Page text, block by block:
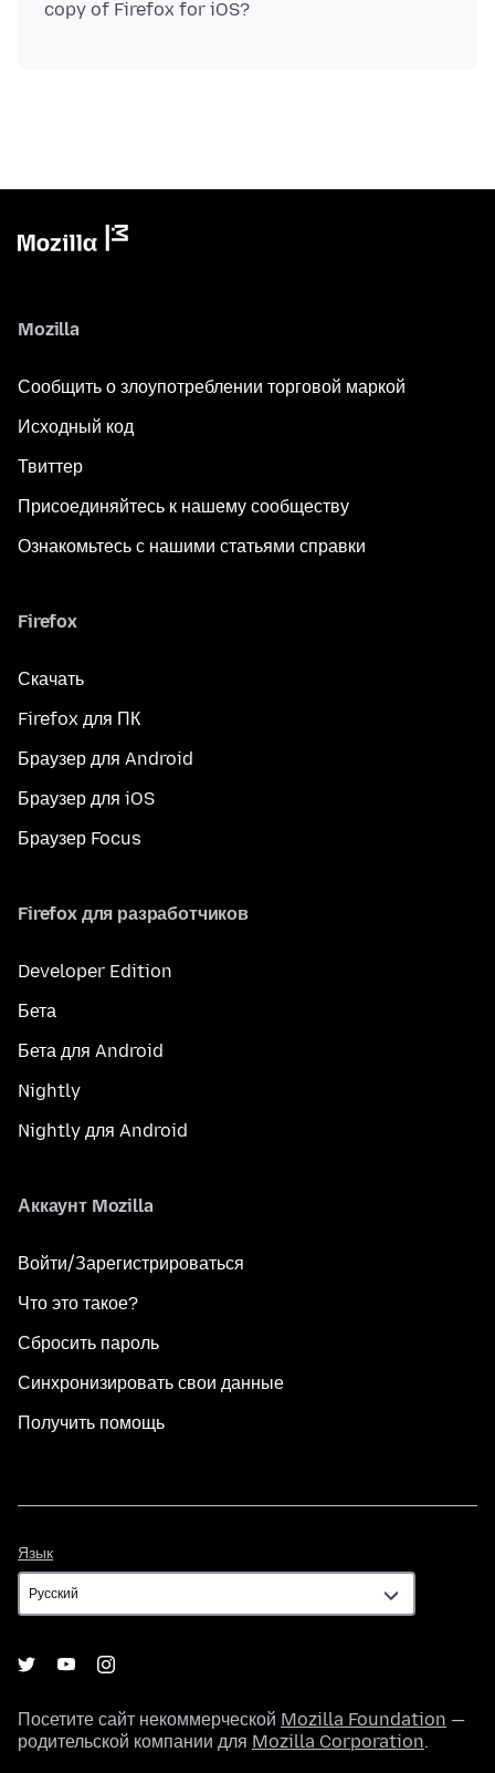
Mozilla
Сообщить о злоупотреблении торговой маркой
Исходный код
Твиттер
Присоединяйтесь к нашему сообществу
Ознакомьтесь с нашими статьями справки
Firefox
Скачать
Firefox для ПК
Браузер для Android
Браузер для iOS
Браузер Focus
Firefox для разработчиков
Developer Edition
Бета
Бета для Android
Nightly
Nightly для Android
Аккаунт Mozilla
Войти/Зарегистрироваться
Что это такое?
Сбросить пароль
Синхронизировать свои данные
Получить помощь
Язык
Посетите сайт некоммерческой Mozilla Foundation —
родительской компании для Mozilla Corporation.